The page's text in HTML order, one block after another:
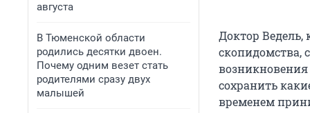
августа
В Тюменской области
родились десятки двоен.
Почему одним везет стать
родителями сразу двух
малышей
Доктор Ведель,
скопидомства,
сохранить
временем